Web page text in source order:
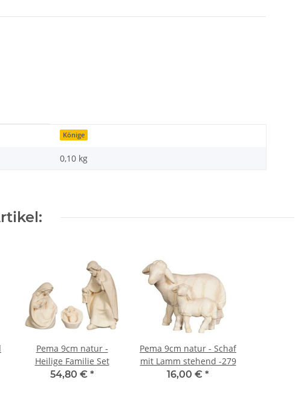
Könige
0,10 kg
Pema 9cm natur -
Heilige Familie Set
54,80 € *
Pema 9cm natur - Schaf
mit Lamm stehend -279
16,00 € *